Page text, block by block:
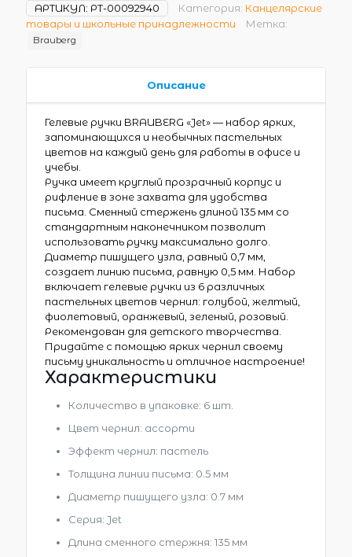
АРТИКУЛ: РТ-00092940 Категория: Канцелярские
товары и школьные принадлежности
Метка:
Brauberg
Описание
Гелевые ручки BRAUBERG «Jet» — набор ярких,
запоминающихся и необычных пастельных
цветов на каждый день для работы в офисе и
учебы.
Ручка имеет круглый прозрачный корпус и
рифление в зоне захвата для удобства
письма. Сменный стержень длиной 135 мм со
стандартным наконечником позволит
использовать ручку максимально долго.
Диаметр пишущего узла, равный 0,7 мм,
создает линию письма, равную 0,5 мм. Набор
включает гелевые ручки из 6 различных
пастельных цветов чернил: голубой, желтый,
фиолетовый, оранжевый, зеленый, розовый.
Рекомендован для детского творчества.
Придайте с помощью ярких чернил своему
письму уникальность и отличное настроение!
Характеристики
Количество в упаковке: 6 шт.
Цвет чернил: ассорти
Эффект чернил: пастель
Толщина линии письма: 0.5 мм
Диаметр пишущего узла: 0.7 мм
Серия: Jet
Длина сменного стержня: 135 мм